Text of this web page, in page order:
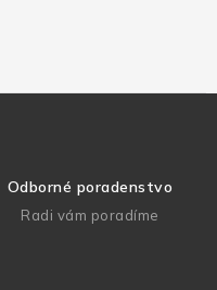
Odborné poradenstvo
Radi vám poradíme